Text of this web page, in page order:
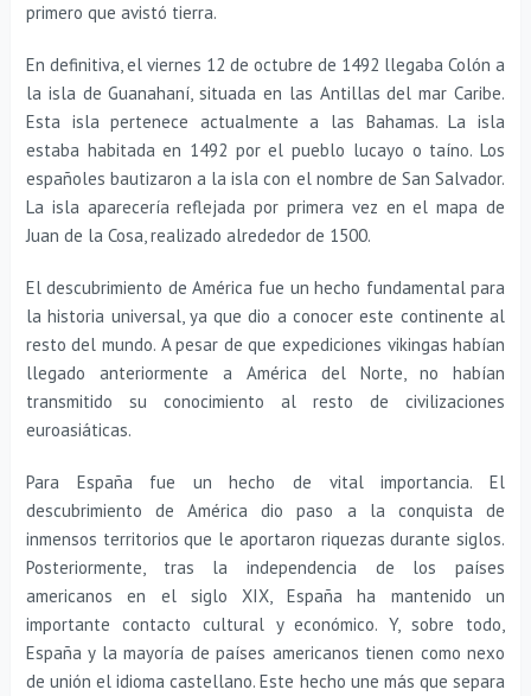
primero que avistó tierra.
En definitiva, el viernes 12 de octubre de 1492 llegaba Colón a
la isla de Guanahaní, situada en las Antillas del mar Caribe.
Esta isla pertenece actualmente a las Bahamas. La isla
estaba habitada en 1492 por el pueblo lucayo o taíno. Los
españoles bautizaron a la isla con el nombre de San Salvador.
La isla aparecería reflejada por primera vez en el mapa de
Juan de la Cosa, realizado alrededor de 1500.
El descubrimiento de América fue un hecho fundamental para
la historia universal, ya que dio a conocer este continente al
resto del mundo. A pesar de que expediciones vikingas habían
llegado anteriormente a América del Norte, no habían
transmitido su conocimiento al resto de civilizaciones
euroasiáticas.
Para España fue un hecho de vital importancia. El
descubrimiento de América dio paso a la conquista de
inmensos territorios que le aportaron riquezas durante siglos.
Posteriormente, tras la independencia de los países
americanos en el siglo XIX, España ha mantenido un
importante contacto cultural y económico. Y, sobre todo,
España y la mayoría de países americanos tienen como nexo
de unión el idioma castellano. Este hecho une más que separa